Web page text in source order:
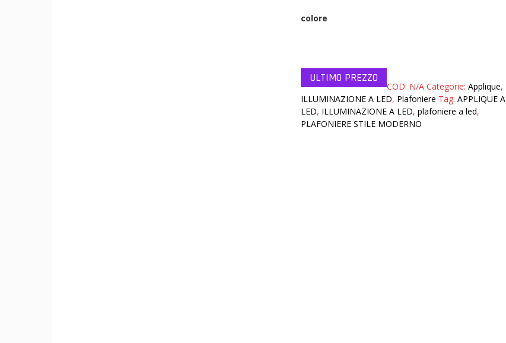
colore
COD: N/A Categorie:Applique,
ILLUMINAZIONE A LED, Plafoniere Tag:APPLIQUE A
LED, ILLUMINAZIONE A LED,plafoniere a led,
PLAFONIERE STILE MODERNO